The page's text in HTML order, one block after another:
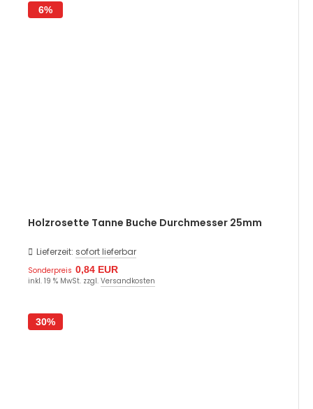
Holzrosette Tanne Buche Durchmesser 25mm
Lieferzeit: sofort lieferbar
Sonderpreis 0,84 EUR
6%
inkl. 19 % MwSt. zzgl. Versandkosten
30%